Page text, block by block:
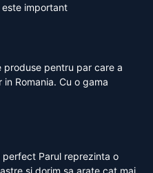
important
pentru par care a
Romania. Cu o gama
Parul reprezinta o